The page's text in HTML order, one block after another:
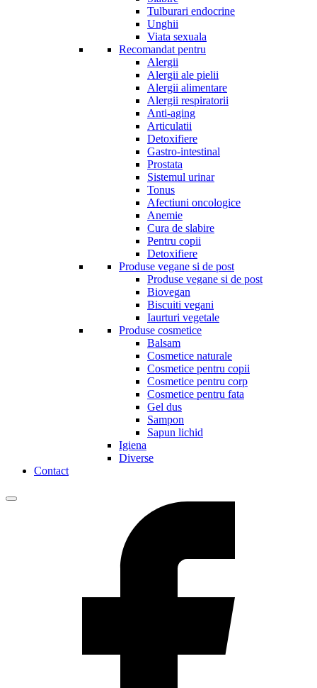
Tulburari endocrine
Unghii
Viata sexuala
Recomandat pentru
Alergii
Alergii ale pielii
Alergii alimentare
Alergii respiratorii
Anti-aging
Articulatii
Detoxifiere
Gastro-intestinal
Prostata
Sistemul urinar
Tonus
Afectiuni oncologice
Anemie
Cura de slabire
Pentru copii
Detoxifiere
Produse vegane si de post
Produse vegane si de post
Biovegan
Biscuiti vegani
Iaurturi vegetale
Produse cosmetice
Balsam
Cosmetice naturale
Cosmetice pentru copii
Cosmetice pentru corp
Cosmetice pentru fata
Gel dus
Sampon
Sapun lichid
Igiena
Diverse
Contact